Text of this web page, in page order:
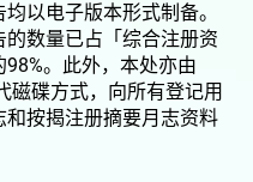
以电子版本形式制备。
数量已占「综合注册资
。此外，本处亦由
磁碟方式，向所有登记用
和按揭注册摘要月志资料